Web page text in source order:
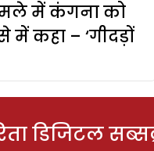
में कंगना को
कहा – ‘गीदड़ों
डिजिटल